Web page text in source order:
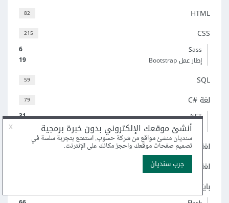
82 HTML
215 CSS
6
Sass
19
إطار عمل Bootstrap
59 SQL
79 لغة C#‎
31
‎.NET
منصة Xamarin
لغة C++‎
لغة C
بايثون